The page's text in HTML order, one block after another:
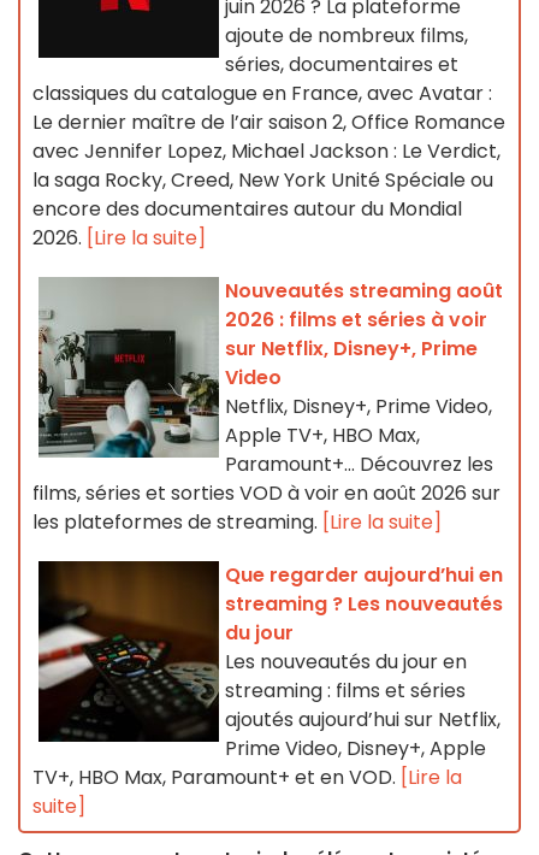
juin 2026 ? La plateforme
ajoute de nombreux films,
séries, documentaires et
classiques du catalogue en France, avec Avatar :
Le dernier maître de l’air saison 2, Office Romance
avec Jennifer Lopez, Michael Jackson : Le Verdict,
la saga Rocky, Creed, New York Unité Spéciale ou
encore des documentaires autour du Mondial
2026. [Lire la suite]
Nouveautés streaming août
2026 : films et séries à voir
sur Netflix, Disney+, Prime
Video
Netflix, Disney+, Prime Video,
Apple TV+, HBO Max,
Paramount+… Découvrez les
films, séries et sorties VOD à voir en août 2026 sur
les plateformes de streaming. [Lire la suite]
Que regarder aujourd’hui en
streaming ? Les nouveautés
du jour
Les nouveautés du jour en
streaming : films et séries
ajoutés aujourd’hui sur Netflix,
Prime Video, Disney+, Apple
TV+, HBO Max, Paramount+ et en VOD. [Lire la
suite]